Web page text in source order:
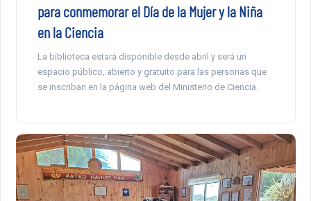
para conmemorar el Día de la Mujer y la Niña
en la Ciencia
La biblioteca estará disponible desde abril y será un
espacio público, abierto y gratuito para las personas que
se inscriban en la página web del Ministerio de Ciencia.